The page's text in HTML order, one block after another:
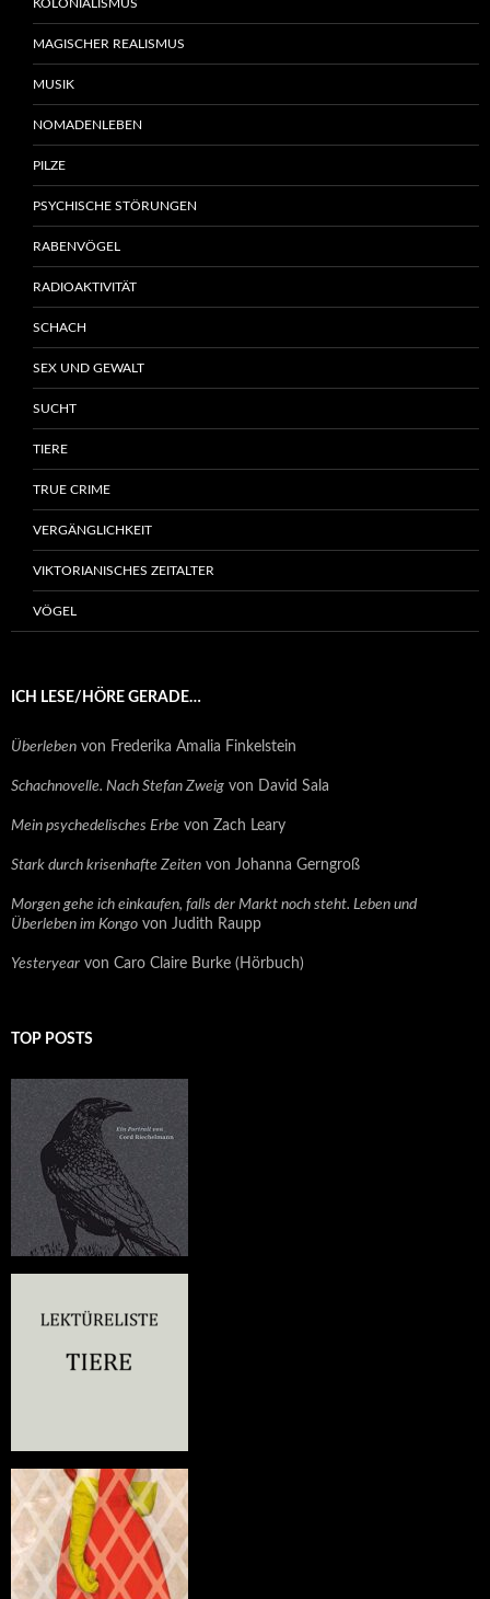
KOLONIALISMUS
MAGISCHER REALISMUS
MUSIK
NOMADENLEBEN
PILZE
PSYCHISCHE STÖRUNGEN
RABENVÖGEL
RADIOAKTIVITÄT
SCHACH
SEX UND GEWALT
SUCHT
TIERE
TRUE CRIME
VERGÄNGLICHKEIT
VIKTORIANISCHES ZEITALTER
VÖGEL
ICH LESE/HÖRE GERADE…
Überleben von Frederika Amalia Finkelstein
Schachnovelle. Nach Stefan Zweig von David Sala
Mein psychedelisches Erbe von Zach Leary
Stark durch krisenhafte Zeiten von Johanna Gerngroß
Morgen gehe ich einkaufen, falls der Markt noch steht. Leben und
Überleben im Kongo von Judith Raupp
Yesteryear von Caro Claire Burke (Hörbuch)
TOP POSTS